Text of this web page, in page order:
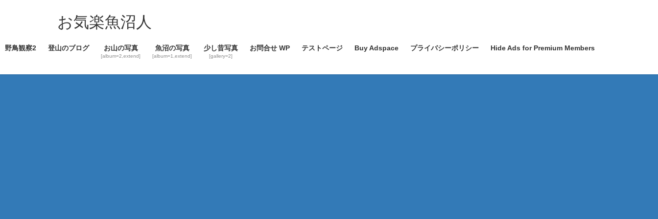
ツ
ス
シ
ン
お気楽魚沼人
野鳥観察2 登山のブログ お山の写真
[album=2,extend]
魚沼の写真
[album=1,extend]
少し昔写真
[gallery=2]
お問合せ WP テストページ Buy Adspace プライバシーポリシー Hide Ads for Premium Members